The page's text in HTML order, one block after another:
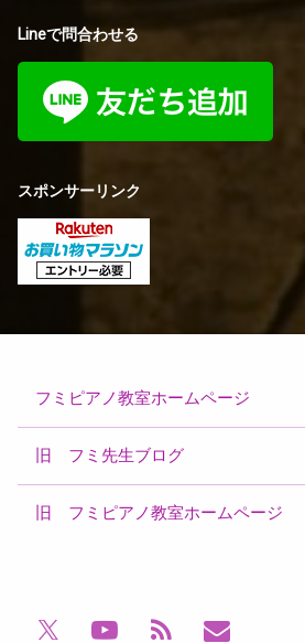
Lineで問合わせる
スポンサーリンク
フミピアノ教室ホームページ
旧 フミ先生ブログ
旧 フミピアノ教室ホームページ